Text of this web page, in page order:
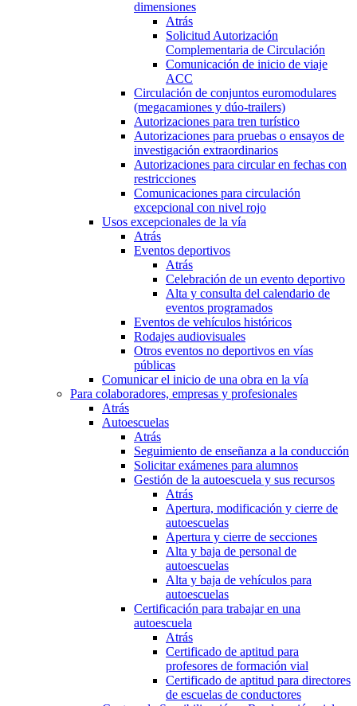
dimensiones
Atrás
Solicitud Autorización
Complementaria de Circulación
Comunicación de inicio de viaje
ACC
Circulación de conjuntos euromodulares
(megacamiones y dúo-trailers)
Autorizaciones para tren turístico
Autorizaciones para pruebas o ensayos de
investigación extraordinarios
Autorizaciones para circular en fechas con
restricciones
Comunicaciones para circulación
excepcional con nivel rojo
Usos excepcionales de la vía
Atrás
Eventos deportivos
Atrás
Celebración de un evento deportivo
Alta y consulta del calendario de
eventos programados
Eventos de vehículos históricos
Rodajes audiovisuales
Otros eventos no deportivos en vías
públicas
Comunicar el inicio de una obra en la vía
Para colaboradores, empresas y profesionales
Atrás
Autoescuelas
Atrás
Seguimiento de enseñanza a la conducción
Solicitar exámenes para alumnos
Gestión de la autoescuela y sus recursos
Atrás
Apertura, modificación y cierre de
autoescuelas
Apertura y cierre de secciones
Alta y baja de personal de
autoescuelas
Alta y baja de vehículos para
autoescuelas
Certificación para trabajar en una
autoescuela
Atrás
Certificado de aptitud para
profesores de formación vial
Certificado de aptitud para directores
de escuelas de conductores